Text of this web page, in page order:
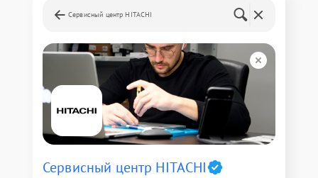
Сервисный центр HITACHI
Сервисный центр HITACHI